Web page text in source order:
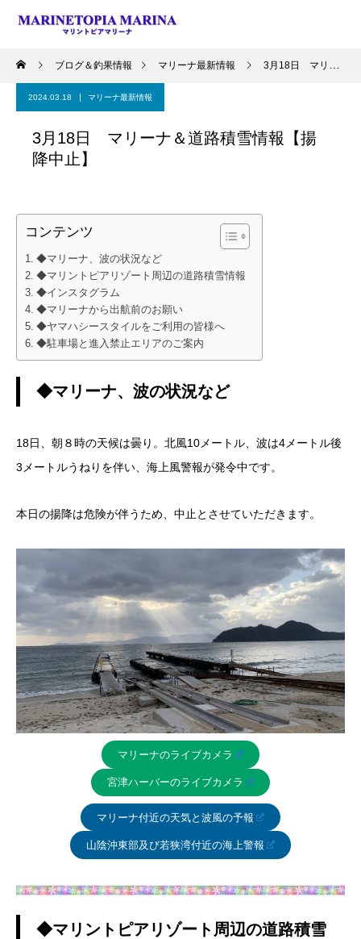
ブログ＆釣果情報 マリーナ最新情報 3月18日 マリーナ＆道路積雪情報【揚降中止】
2024.03.18 マリーナ最新情報
3月18日 マリーナ＆道路積雪情報【揚
降中止】
コンテンツ
◆マリーナ、波の状況など
◆マリントピアリゾート周辺の道路積雪情報
◆インスタグラム
◆マリーナから出航前のお願い
◆ヤマハシースタイルをご利用の皆様へ
◆駐車場と進入禁止エリアのご案内
◆マリーナ、波の状況など
18日、朝８時の天候は曇り。北風10メートル、波は4メートル後
3メートルうねりを伴い、海上風警報が発令中です。
本日の揚降は危険が伴うため、中止とさせていただきます。
マリーナのライブカメラ
宮津ハーバーのライブカメラ
マリーナ付近の天気と波風の予報
山陰沖東部及び若狭湾付近の海上警報
◆マリントピアリゾート周辺の道路積雪